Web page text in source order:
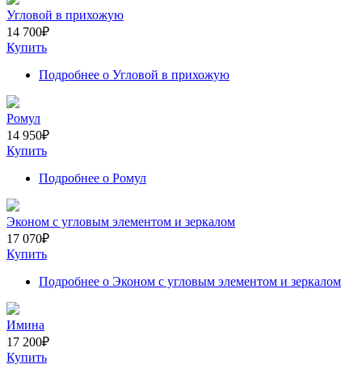
Угловой в прихожую
14 700₽
Купить
Подробнее о Угловой в прихожую
Ромул
14 950₽
Купить
Подробнее о Ромул
Эконом с угловым элементом и зеркалом
17 070₽
Купить
Подробнее о Эконом с угловым элементом и зеркалом
Имина
17 200₽
Купить